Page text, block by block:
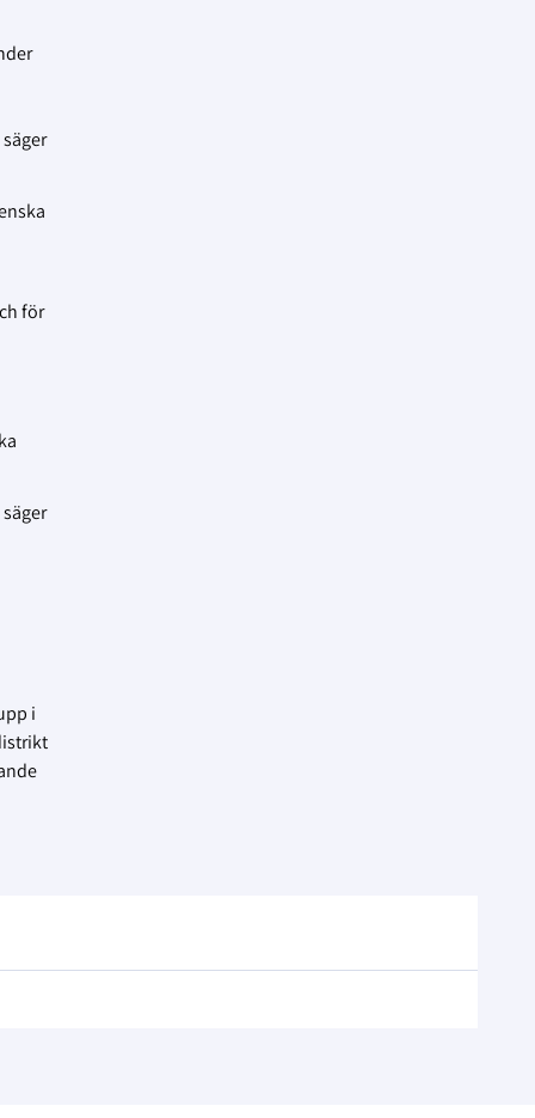
för
i